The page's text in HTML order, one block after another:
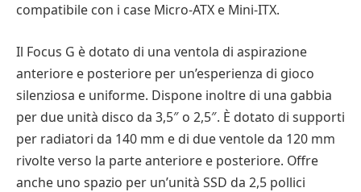
compatibile con i case Micro-ATX e Mini-ITX.
Il Focus G è dotato di una ventola di aspirazione
anteriore e posteriore per un’esperienza di gioco
silenziosa e uniforme. Dispone inoltre di una gabbia
per due unità disco da 3,5″ o 2,5″. È dotato di supporti
per radiatori da 140 mm e di due ventole da 120 mm
rivolte verso la parte anteriore e posteriore. Offre
anche uno spazio per un’unità SSD da 2,5 pollici